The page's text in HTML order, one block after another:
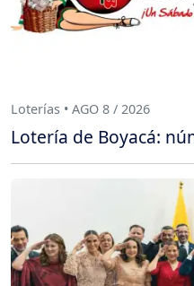
Loterías • AGO 8 / 2026
Lotería de Boyacá: